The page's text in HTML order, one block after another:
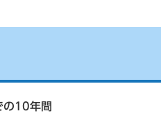
の10年間